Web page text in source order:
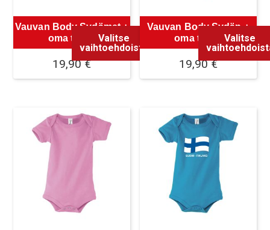
Vauvan Body Sydämet +
oma teksti
19,90€
Valitse
vaihtoehdoista
on
useampi
muunnelma.
tehdä
valinnat
tuotteen
Vauvan Body Sydän +
oma teksti
19,90€
Valitse
on
useampi
muunnelma.
tehdä
valinnat
tuotteen